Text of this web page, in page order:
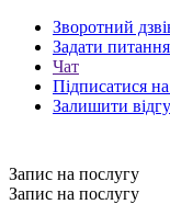
Зворотний
Задати
Чат
Підписатися на
Залишити
Запис на послугу
Запис на послугу